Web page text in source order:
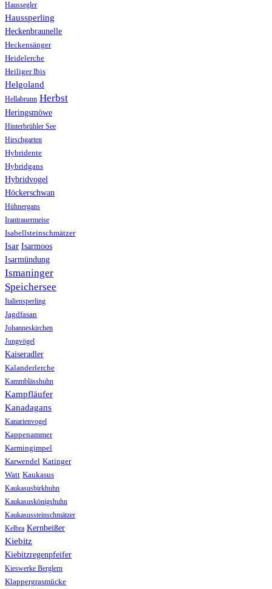
Haussegler
Haussperling
Heckenbraunelle
Heckensänger
Heidelerche
Heiliger Ibis
Helgoland
Hellabrunn Herbst
Heringsmöwe
Hinterbrühler See
Hirschgarten
Hybridente
Hybridgans
Hybridvogel
Höckerschwan
Hühnergans
Irantrauermeise
Isabellsteinschmätzer
Isar Isarmoos
Isarmündung
Ismaninger
Speichersee
Italiensperling
Jagdfasan
Johanneskirchen
Jungvögel
Kaiseradler
Kalanderlerche
Kammblässhuhn
Kampfläufer
Kanadagans
Kanarienvogel
Kappenammer
Karmingimpel
Karwendel Katinger
Watt Kaukasus
Kaukasusbirkhuhn
Kaukasuskönigshuhn
Kaukasussteinschmätzer
Kelbra Kernbeißer
Kiebitz
Kiebitzregenpfeifer
Kieswerke Berglern
Klappergrasmücke